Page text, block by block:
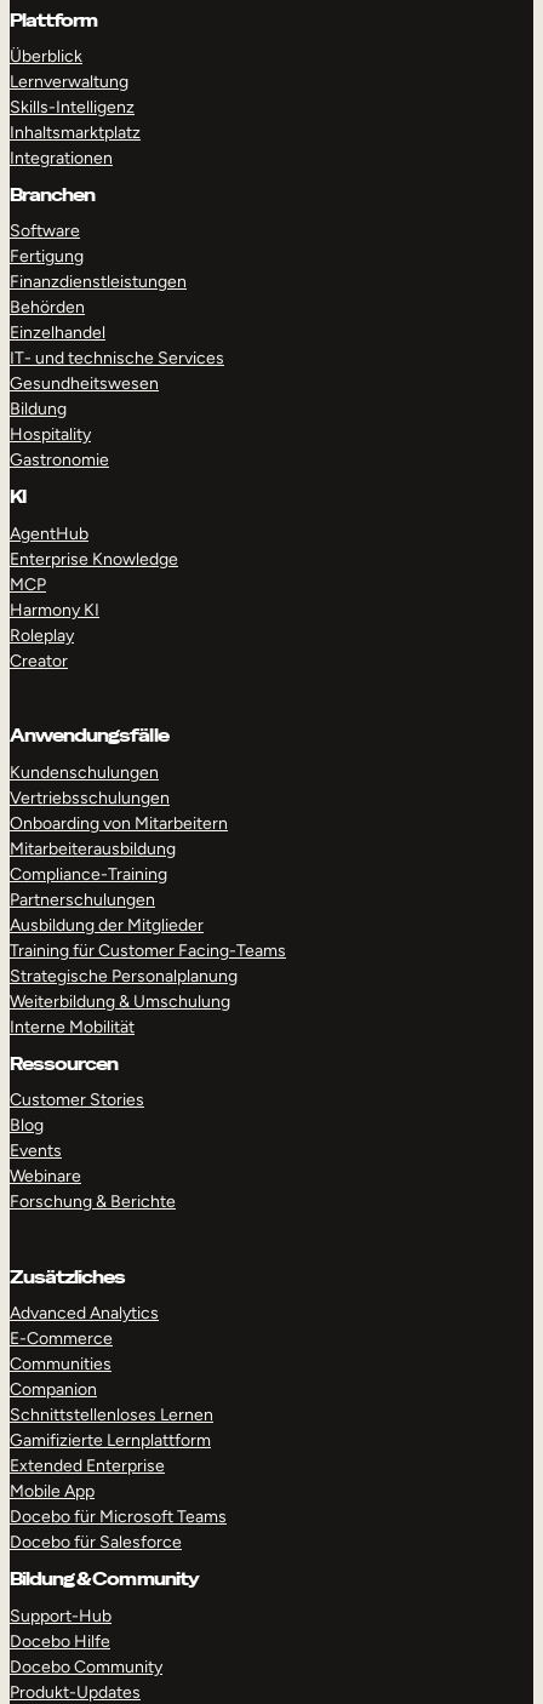
RUNDGANG MACHEN
Plattform
Überblick
Lernverwaltung
Skills-Intelligenz
Inhaltsmarktplatz
Integrationen
Branchen
Software
Fertigung
Finanzdienstleistungen
Behörden
Einzelhandel
IT- und technische Services
Gesundheitswesen
Bildung
Hospitality
Gastronomie
KI
AgentHub
Enterprise Knowledge
MCP
Harmony KI
Roleplay
Creator
Anwendungsfälle
Kundenschulungen
Vertriebsschulungen
Onboarding von Mitarbeitern
Mitarbeiterausbildung
Compliance-Training
Partnerschulungen
Ausbildung der Mitglieder
Training für Customer Facing-Teams
Strategische Personalplanung
Weiterbildung & Umschulung
Interne Mobilität
Ressourcen
Customer Stories
Blog
Events
Webinare
Forschung & Berichte
Zusätzliches
Advanced Analytics
E-Commerce
Communities
Companion
Schnittstellenloses Lernen
Gamifizierte Lernplattform
Extended Enterprise
Mobile App
Docebo für Microsoft Teams
Docebo für Salesforce
Bildung & Community
Support-Hub
Docebo Hilfe
Docebo Community
Produkt-Updates